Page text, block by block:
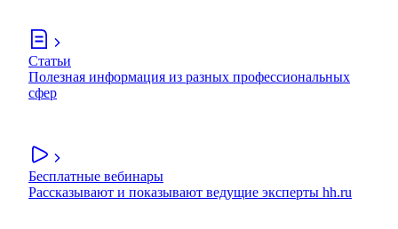
Статьи
Полезная информация из разных профессиональных
сфер
Бесплатные вебинары
Рассказывают и показывают ведущие эксперты hh.ru